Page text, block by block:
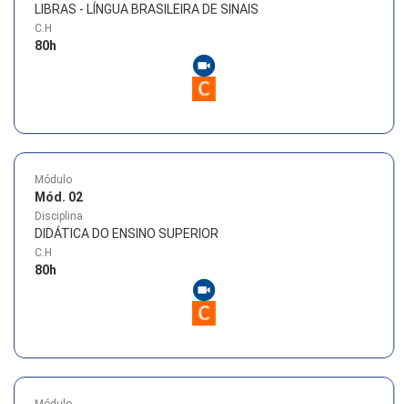
LIBRAS - LÍNGUA BRASILEIRA DE SINAIS
C.H
80h
Módulo
Mód. 02
Disciplina
DIDÁTICA DO ENSINO SUPERIOR
C.H
80h